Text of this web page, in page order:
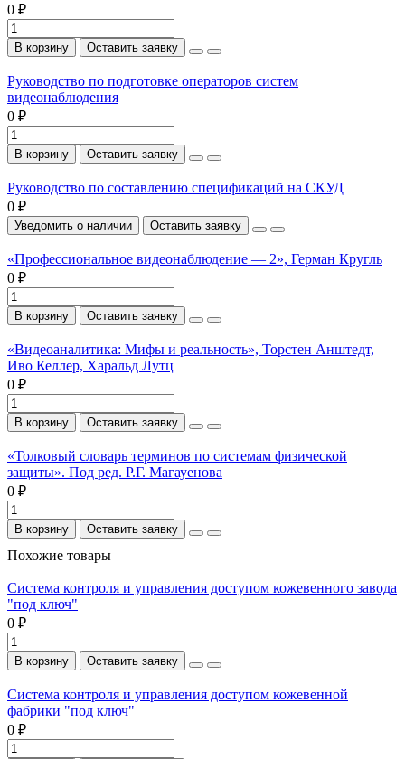
0 ₽
В корзину Оставить заявку
Руководство по подготовке операторов систем
видеонаблюдения
0 ₽
В корзину Оставить заявку
Руководство по составлению спецификаций на СКУД
0 ₽
Уведомить о наличии Оставить заявку
«Профессиональное видеонаблюдение — 2», Герман Кругль
0 ₽
В корзину Оставить заявку
«Видеоаналитика: Мифы и реальность», Торстен Анштедт,
Иво Келлер, Харальд Лутц
0 ₽
В корзину Оставить заявку
«Толковый словарь терминов по системам физической
защиты». Под ред. Р.Г. Магауенова
0 ₽
В корзину Оставить заявку
Похожие товары
Система контроля и управления доступом кожевенного завода
"под ключ"
0 ₽
В корзину Оставить заявку
Система контроля и управления доступом кожевенной
фабрики "под ключ"
0 ₽